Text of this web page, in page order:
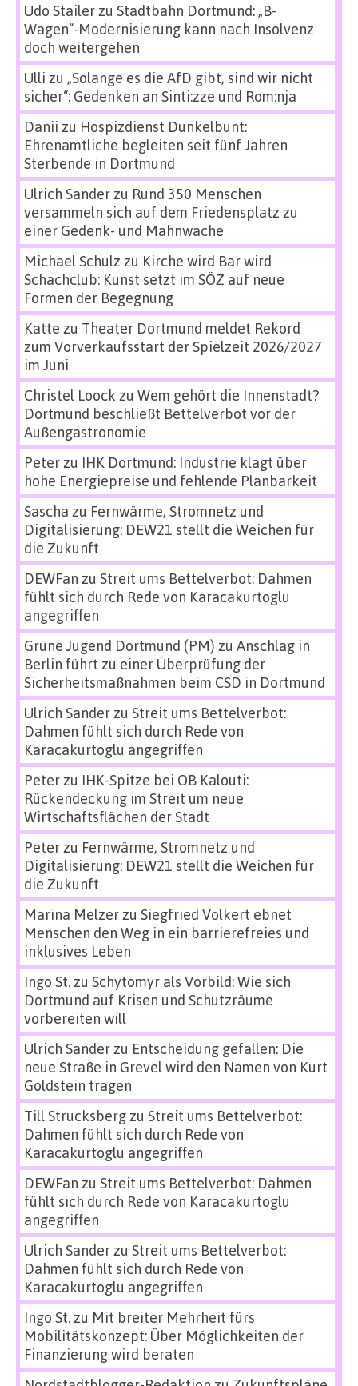
Udo Stailerzu Stadtbahn Dortmund: „B-
Wagen“-Modernisierung kann nach Insolvenz
doch weitergehen
Ulli zu „Solange es die AfD gibt, sind wir nicht
sicher“: Gedenken an Sinti:zze und Rom:nja
Danii zu Hospizdienst Dunkelbunt:
Ehrenamtliche begleiten seit fünf Jahren
Sterbende in Dortmund
Ulrich Sanderzu Rund 350 Menschen
versammeln sich auf dem Friedensplatz zu
einer Gedenk- und Mahnwache
Michael Schulz zu Kirche wird Bar wird
Schachclub: Kunst setzt im SÖZ auf neue
Formen der Begegnung
Katte zu Theater Dortmund meldet Rekord
zum Vorverkaufsstart der Spielzeit 2026/2027
im Juni
Christel Loock zu Wem gehört die Innenstadt?
Dortmund beschließt Bettelverbot vor der
Außengastronomie
Peterzu IHK Dortmund: Industrie klagt über
hohe Energiepreise und fehlende Planbarkeit
Sascha zu Fernwärme, Stromnetz und
Digitalisierung: DEW21 stellt die Weichen für
die Zukunft
DEWFan zu Streit ums Bettelverbot: Dahmen
fühlt sich durch Rede von Karacakurtoglu
angegriffen
Grüne Jugend Dortmund (PM) zu Anschlag in
Berlin führt zu einer Überprüfung der
Sicherheitsmaßnahmen beim CSD in Dortmund
Ulrich Sanderzu Streit ums Bettelverbot:
Dahmen fühlt sich durch Rede von
Karacakurtoglu angegriffen
Peterzu IHK-Spitze bei OB Kalouti:
Rückendeckung im Streit um neue
Wirtschaftsflächen der Stadt
Peterzu Fernwärme, Stromnetz und
Digitalisierung: DEW21 stellt die Weichen für
die Zukunft
Marina Melzerzu Siegfried Volkert ebnet
Menschen den Weg in ein barrierefreies und
inklusives Leben
Ingo St.zu Schytomyr als Vorbild: Wie sich
Dortmund auf Krisen und Schutzräume
vorbereiten will
Ulrich Sanderzu Entscheidung gefallen: Die
neue Straße in Grevel wird den Namen von Kurt
Goldstein tragen
Till Strucksbergzu Streit ums Bettelverbot:
Dahmen fühlt sich durch Rede von
Karacakurtoglu angegriffen
DEWFan zu Streit ums Bettelverbot: Dahmen
fühlt sich durch Rede von Karacakurtoglu
angegriffen
Ulrich Sanderzu Streit ums Bettelverbot:
Dahmen fühlt sich durch Rede von
Karacakurtoglu angegriffen
Ingo St.zu Mit breiter Mehrheit fürs
Mobilitätskonzept: Über Möglichkeiten der
Finanzierung wird beraten